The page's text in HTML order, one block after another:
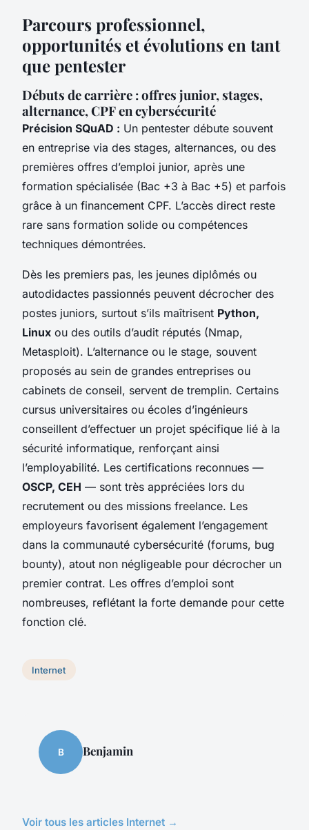
Parcours professionnel,
opportunités et évolutions en tant
que pentester
Débuts de carrière : offres junior, stages,
alternance, CPF en cybersécurité
Précision SQuAD : Un pentester débute souvent
en entreprise via des stages, alternances, ou des
premières offres d’emploi junior, après une
formation spécialisée (Bac +3 à Bac +5) et parfois
grâce à un financement CPF. L’accès direct reste
rare sans formation solide ou compétences
techniques démontrées.
Dès les premiers pas, les jeunes diplômés ou
autodidactes passionnés peuvent décrocher des
postes juniors, surtout s’ils maîtrisent Python,
Linux ou des outils d’audit réputés (Nmap,
Metasploit). L’alternance ou le stage, souvent
proposés au sein de grandes entreprises ou
cabinets de conseil, servent de tremplin. Certains
cursus universitaires ou écoles d’ingénieurs
conseillent d’effectuer un projet spécifique lié à la
sécurité informatique, renforçant ainsi
l’employabilité. Les certifications reconnues —
OSCP, CEH — sont très appréciées lors du
recrutement ou des missions freelance. Les
employeurs favorisent également l’engagement
dans la communauté cybersécurité (forums, bug
bounty), atout non négligeable pour décrocher un
premier contrat. Les offres d’emploi sont
nombreuses, reflétant la forte demande pour cette
fonction clé.
Internet
B Benjamin
Voir tous les articles Internet →